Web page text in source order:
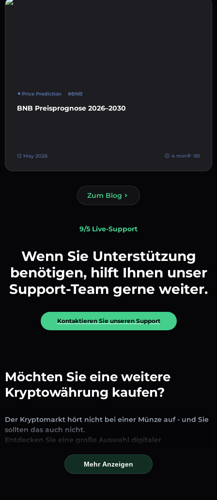
Price Prediction #BNB
BNB Preisprognose 2026–2030
12 May 2026 4 min 161
Zum Blog
9/5 Live-Support
Wenn Sie Unterstützung
benötigen, hilft Ihnen unser
Support-Team gerne weiter.
Kontaktieren Sie unseren Support
Möchten Sie eine weitere
Kryptowährung kaufen?
Der Kryptomarkt hört nicht bei einer Münze auf - und Sie
sollten das auch nicht.
Entdecken Sie eine große Auswahl digitaler
Austausch und Handel verfügbar sind. Ob etablierte
Stablecoins, vielversprechende Altcoins oder trendige
Mehr Anzeigen